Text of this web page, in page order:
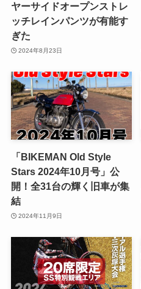
ヤーサイドオープンストレ
ッチレインパンツが有能す
ぎた
2024年8月23日
「BIKEMAN Old Style
Stars 2024年10月号」公
開！全31台の輝く旧車が集
結
2024年11月9日